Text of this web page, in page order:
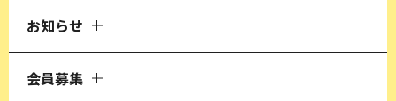
お知らせ
会員募集